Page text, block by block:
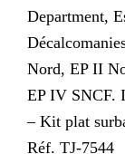
Department,
Nord, EP II
EP IV SNCF.
– Kit plat
Réf. TJ-7544